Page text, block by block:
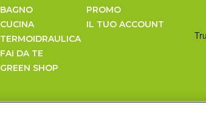
BAGNO
CUCINA
TERMOIDRAULICA
FAI DA TE
GREEN SHOP
PROMO
IL TUO ACCOUNT